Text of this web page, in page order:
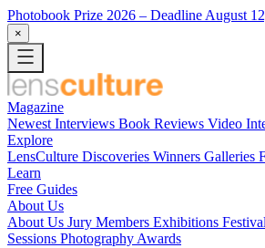
Photobook Prize 2026 – Deadline August
×
Magazine
Newest Interviews Book Reviews Video
Explore
LensCulture Discoveries Winners Galleries
Learn
Free Guides
About Us
About Us Jury Members Exhibitions
Sessions Photography Awards